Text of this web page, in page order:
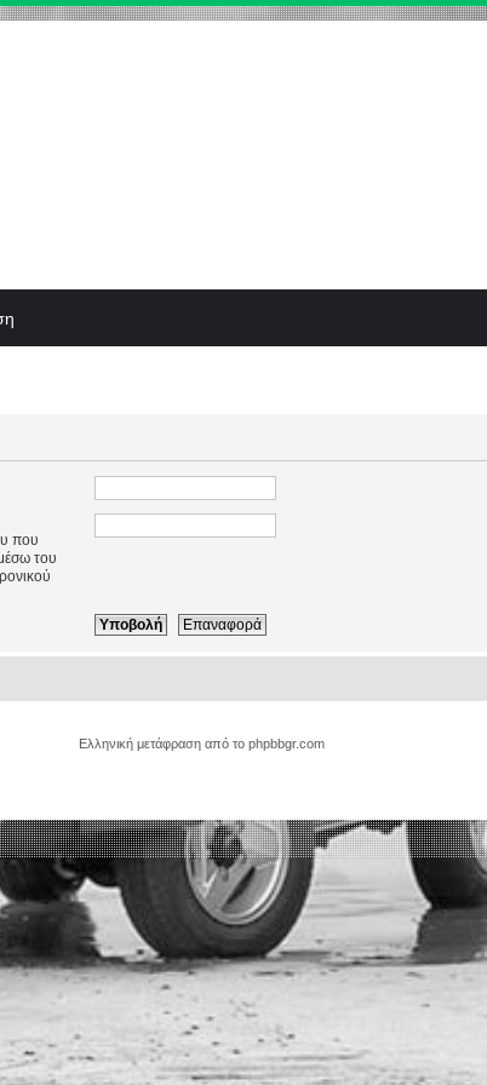
που
του
Ελληνική μετάφραση από το phpbbgr.com